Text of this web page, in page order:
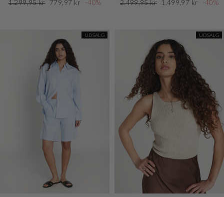
Normalpris
1.299,95 kr Udsalgspris
779,97 kr -40% Normalpris
2.499,95 kr Udsalgspris
1.499,97 kr -40%
UDSALG UDSALG